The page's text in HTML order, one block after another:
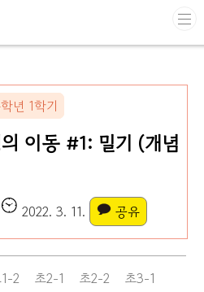
년 1학기
이동 #1: 밀기 (개념
2022. 3. 11. 공유
2 초2-1 초2-2
초3-1